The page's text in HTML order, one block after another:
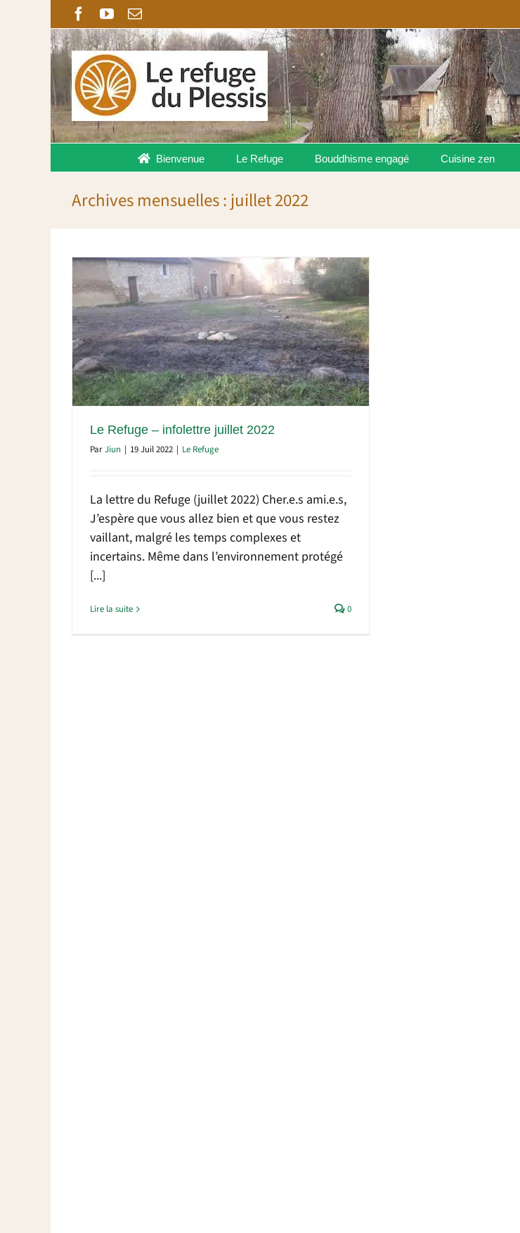
Facebook
YouTube
Email
Bienvenue Le Refuge Bouddhisme engagé Cuisine zen
Archives mensuelles :juillet 2022
Le Refuge – infolettre juillet 2022
ParJiun | 19 Juil 2022 | Le Refuge
La lettre du Refuge (juillet 2022) Cher.e.s ami.e.s,
J’espère que vous allez bien et que vous restez
vaillant, malgré les temps complexes et
incertains. Même dans l’environnement protégé
[...]
Lire la suite 0